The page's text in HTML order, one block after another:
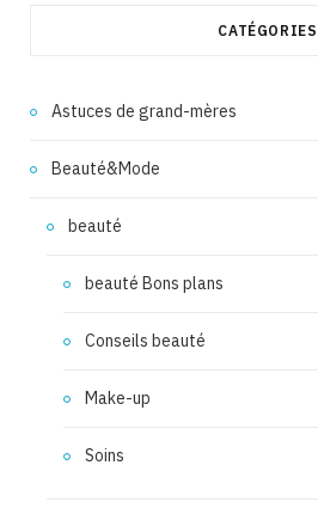
CATÉGORIES
Astuces de grand-mères
Beauté&Mode
beauté
beauté Bons plans
Conseils beauté
Make-up
Soins